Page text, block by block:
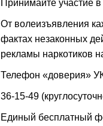
Принимайте участие
От волеизъявления
фактах незаконных
рекламы наркотиков
Телефон «доверия»
36-15-49
Единый бесплатный